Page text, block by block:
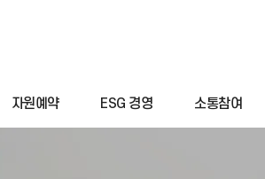
자원예약 ESG 경영 소통참여